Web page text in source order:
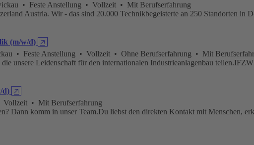
• Feste Anstellung • Vollzeit • Mit Berufserfahrung
Austria. Wir - das sind 20.000 Technikbegeisterte an 250 Standorten in
(m/w/d) 🡥
• Feste Anstellung • Vollzeit • Ohne Berufserfahrung • Mit
unsere Leidenschaft für den internationalen Industrieanlagenbau
d) 🡥
• Mit Berufserfahrung
Dann komm in unser Team.Du liebst den direkten Kontakt mit Menschen,